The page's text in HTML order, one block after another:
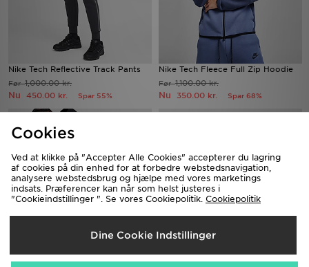
Nike Tech Reflective Track Pants
Før1,000.00 kr.
Nu 450.00 kr. Spar 55%
Nike Tech Fleece Full Zip Hoodie
Før1,100.00 kr.
Nu 350.00 kr. Spar 68%
Cookies
Ved at klikke på "Accepter Alle Cookies" accepterer du lagring
af cookies på din enhed for at forbedre webstedsnavigation,
analysere webstedsbrug og hjælpe med vores marketings
indsats. Præferencer kan når som helst justeres i
"Cookieindstillinger ". Se vores Cookiepolitik. Cookiepolitik
Dine Cookie Indstillinger